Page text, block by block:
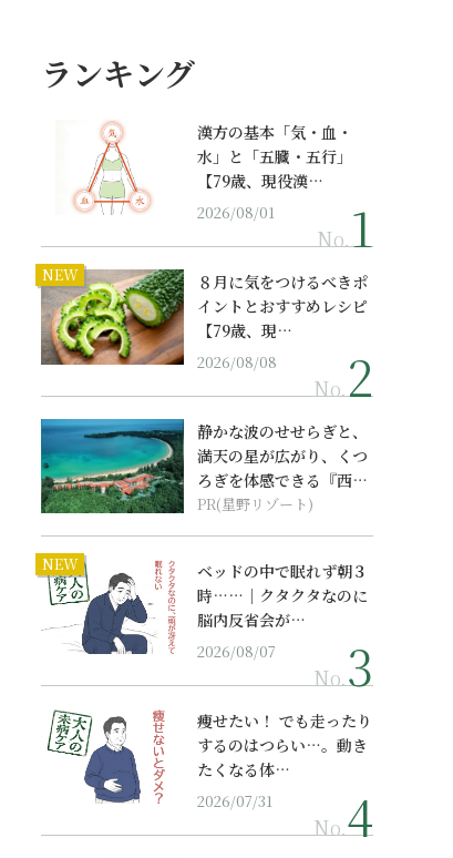
ランキング
漢方の基本「気・血・
水」と「五臓・五行」
【79歳、現役漢…
2026/08/01
No.
NEW
８月に気をつけるべきポ
イントとおすすめレシピ
【79歳、現…
2026/08/08
No.
静かな波のせせらぎと、
満天の星が広がり、くつ
ろぎを体感できる『西表
島ホテル by...
PR(星野リゾート)
NEW
ベッドの中で眠れず朝３
時……｜クタクタなのに
脳内反省会が…
2026/08/07
No.
痩せたい！ でも走ったり
するのはつらい…。動き
たくなる体…
2026/07/31
No.